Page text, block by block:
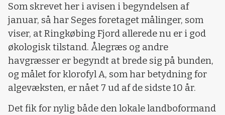
Som skrevet her i avisen i begyndelsen af
januar, så har Seges foretaget målinger, som
viser, at Ringkøbing Fjord allerede nu er i god
økologisk tilstand. Ålegræs og andre
havgræsser er begyndt at brede sig på bunden,
og målet for klorofyl A, som har betydning for
algevæksten, er nået 7 ud af de sidste 10 år.
Det fik for nylig både den lokale landboformand